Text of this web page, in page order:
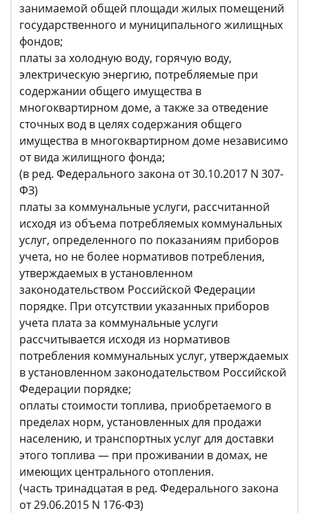
занимаемой общей площади жилых помещений
государственного и муниципального жилищных
фондов;
платы за холодную воду, горячую воду,
электрическую энергию, потребляемые при
содержании общего имущества в
многоквартирном доме, а также за отведение
сточных вод в целях содержания общего
имущества в многоквартирном доме независимо
от вида жилищного фонда;
(в ред. Федерального закона от 30.10.2017 N 307-
ФЗ)
платы за коммунальные услуги, рассчитанной
исходя из объема потребляемых коммунальных
услуг, определенного по показаниям приборов
учета, но не более нормативов потребления,
утверждаемых в установленном
законодательством Российской Федерации
порядке. При отсутствии указанных приборов
учета плата за коммунальные услуги
рассчитывается исходя из нормативов
потребления коммунальных услуг, утверждаемых
в установленном законодательством Российской
Федерации порядке;
оплаты стоимости топлива, приобретаемого в
пределах норм, установленных для продажи
населению, и транспортных услуг для доставки
этого топлива — при проживании в домах, не
имеющих центрального отопления.
(часть тринадцатая в ред. Федерального закона
от 29.06.2015 N 176-ФЗ)